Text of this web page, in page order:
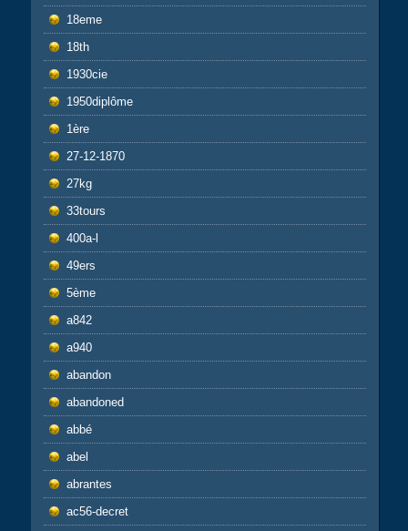
18eme
18th
1930cie
1950diplôme
1ère
27-12-1870
27kg
33tours
400a-l
49ers
5ème
a842
a940
abandon
abandoned
abbé
abel
abrantes
ac56-decret